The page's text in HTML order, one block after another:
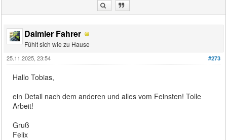
Daimler Fahrer
Fühlt sich wie zu Hause
#273
25.11.2025, 23:54
Hallo Tobias,
ein Detail nach dem anderen und alles vom Feinsten! Tolle
Arbeit!
Gruß
Felix